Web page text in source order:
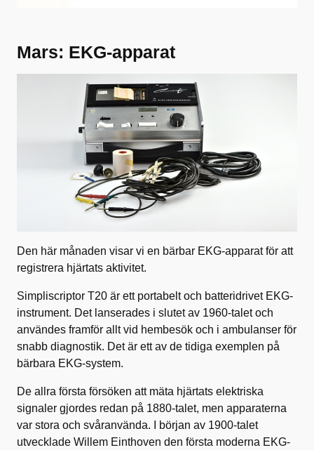
Mars: EKG-apparat
Den här månaden visar vi en bärbar EKG-apparat för att
registrera hjärtats aktivitet.
Simpliscriptor T20 är ett portabelt och batteridrivet EKG-
instrument. Det lanserades i slutet av 1960-talet och
användes framför allt vid hembesök och i ambulanser för
snabb diagnostik. Det är ett av de tidiga exemplen på
bärbara EKG-system.
De allra första försöken att mäta hjärtats elektriska
signaler gjordes redan på 1880-talet, men apparaterna
var stora och svåranvända. I början av 1900-talet
utvecklade Willem Einthoven den första moderna EKG-